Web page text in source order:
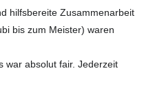
hilfsbereite Zusammenarbeit
bis zum Meister) waren
war absolut fair. Jederzeit